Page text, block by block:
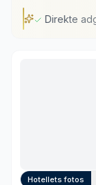
Direkte
Hotellets fotos